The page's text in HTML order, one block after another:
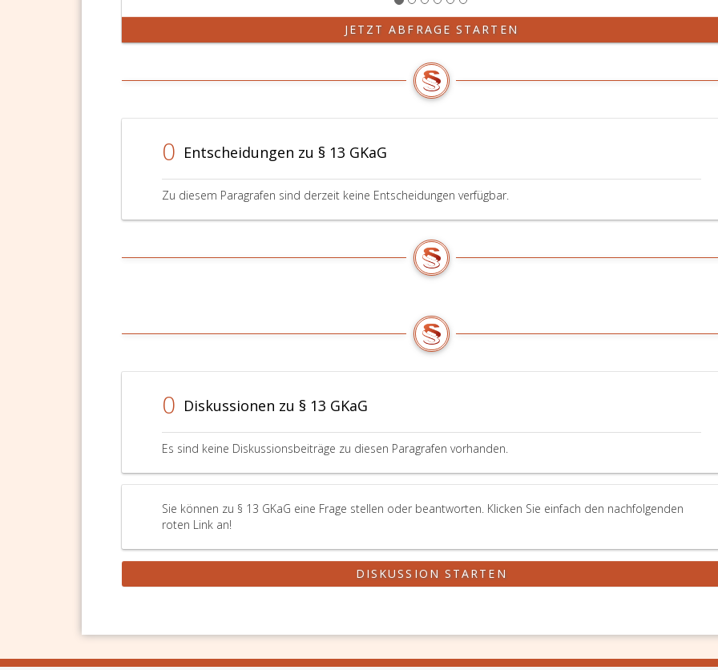
JETZT ABFRAGE STARTEN
0 Entscheidungen zu § 13 GKaG
Zu diesem Paragrafen sind derzeit keine Entscheidungen verfügbar.
0 Diskussionen zu § 13 GKaG
Es sind keine Diskussionsbeiträge zu diesen Paragrafen vorhanden.
Sie können zu § 13 GKaG eine Frage stellen oder beantworten. Klicken Sie einfach den nachfolgenden
roten Link an!
DISKUSSION STARTEN